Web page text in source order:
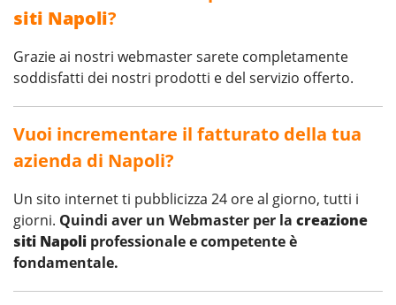
siti Napoli?
Grazie ai nostri webmaster sarete completamente
soddisfatti dei nostri prodotti e del servizio offerto.
Vuoi incrementare il fatturato della tua
azienda di Napoli?
Un sito internet ti pubblicizza 24 ore al giorno, tutti i
giorni. Quindi aver un Webmaster per la creazione
siti Napoli professionale e competente è
fondamentale.